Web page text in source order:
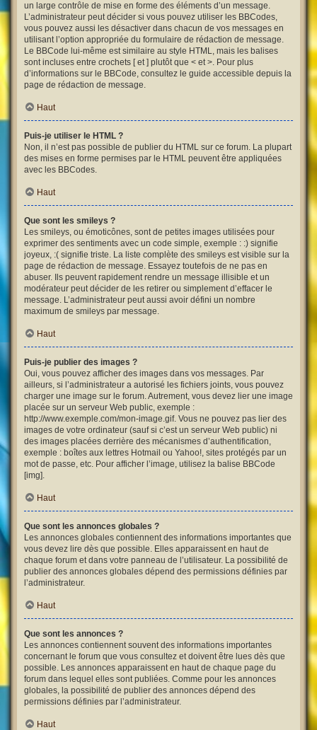
un large contrôle de mise en forme des éléments d’un message.
L’administrateur peut décider si vous pouvez utiliser les BBCodes,
vous pouvez aussi les désactiver dans chacun de vos messages en
utilisant l’option appropriée du formulaire de rédaction de message.
Le BBCode lui-même est similaire au style HTML, mais les balises
sont incluses entre crochets [ et ] plutôt que < et >. Pour plus
d’informations sur le BBCode, consultez le guide accessible depuis la
page de rédaction de message.
Haut
Puis-je utiliser le HTML ?
Non, il n’est pas possible de publier du HTML sur ce forum. La plupart
des mises en forme permises par le HTML peuvent être appliquées
avec les BBCodes.
Haut
Que sont les smileys ?
Les smileys, ou émoticônes, sont de petites images utilisées pour
exprimer des sentiments avec un code simple, exemple : :) signifie
joyeux, :( signifie triste. La liste complète des smileys est visible sur la
page de rédaction de message. Essayez toutefois de ne pas en
abuser. Ils peuvent rapidement rendre un message illisible et un
modérateur peut décider de les retirer ou simplement d’effacer le
message. L’administrateur peut aussi avoir défini un nombre
maximum de smileys par message.
Haut
Puis-je publier des images ?
Oui, vous pouvez afficher des images dans vos messages. Par
ailleurs, si l’administrateur a autorisé les fichiers joints, vous pouvez
charger une image sur le forum. Autrement, vous devez lier une image
placée sur un serveur Web public, exemple :
http://www.exemple.com/mon-image.gif. Vous ne pouvez pas lier des
images de votre ordinateur (sauf si c’est un serveur Web public) ni
des images placées derrière des mécanismes d’authentification,
exemple : boîtes aux lettres Hotmail ou Yahoo!, sites protégés par un
mot de passe, etc. Pour afficher l’image, utilisez la balise BBCode
[img].
Haut
Que sont les annonces globales ?
Les annonces globales contiennent des informations importantes que
vous devez lire dès que possible. Elles apparaissent en haut de
chaque forum et dans votre panneau de l’utilisateur. La possibilité de
publier des annonces globales dépend des permissions définies par
l’administrateur.
Haut
Que sont les annonces ?
Les annonces contiennent souvent des informations importantes
concernant le forum que vous consultez et doivent être lues dès que
possible. Les annonces apparaissent en haut de chaque page du
forum dans lequel elles sont publiées. Comme pour les annonces
globales, la possibilité de publier des annonces dépend des
permissions définies par l’administrateur.
Haut